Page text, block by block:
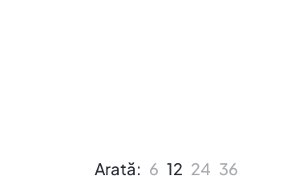
Arată: 6 12 24 36